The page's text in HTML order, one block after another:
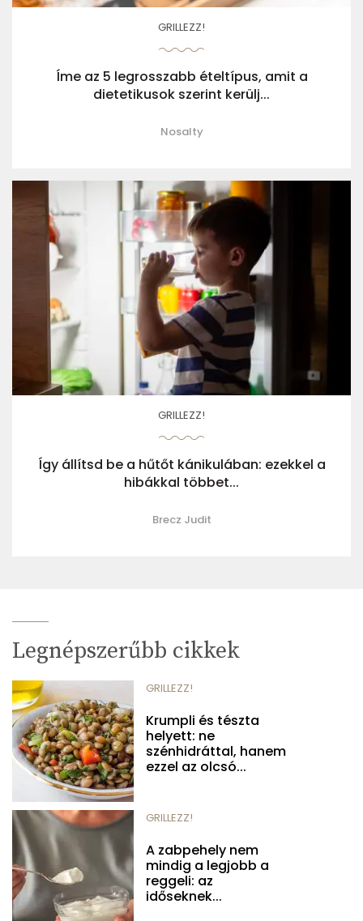
GRILLEZZ!
Íme az 5 legrosszabb ételtípus, amit a
dietetikusok szerint kerülj...
Nosalty
GRILLEZZ!
Így állítsd be a hűtőt kánikulában: ezekkel a
hibákkal többet...
Brecz Judit
Legnépszerűbb cikkek
GRILLEZZ!
Krumpli és tészta
helyett: ne
szénhidráttal, hanem
ezzel az olcsó...
GRILLEZZ!
A zabpehely nem
mindig a legjobb a
reggeli: az
időseknek...